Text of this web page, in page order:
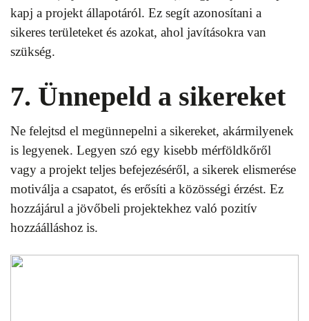
kapj a projekt állapotáról. Ez segít azonosítani a
sikeres területeket és azokat, ahol javításokra van
szükség.
7. Ünnepeld a sikereket
Ne felejtsd el megünnepelni a sikereket, akármilyenek
is legyenek. Legyen szó egy kisebb mérföldkőről
vagy a projekt teljes befejezéséről, a sikerek elismerése
motiválja a csapatot, és erősíti a közösségi érzést. Ez
hozzájárul a jövőbeli projektekhez való pozitív
hozzáálláshoz is.